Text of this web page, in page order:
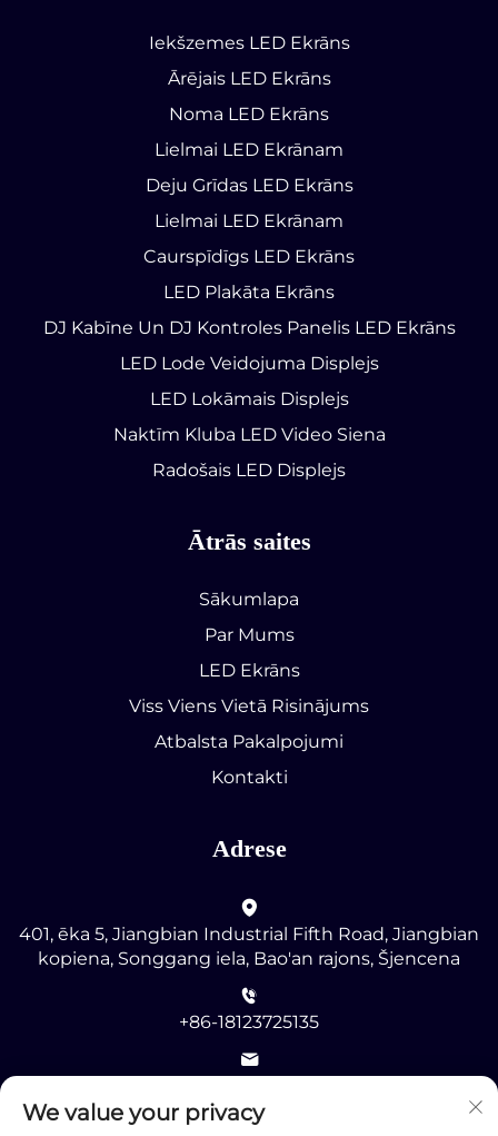
Iekšzemes LED Ekrāns
Ārējais LED Ekrāns
Noma LED Ekrāns
Lielmai LED Ekrānam
Deju Grīdas LED Ekrāns
Lielmai LED Ekrānam
Caurspīdīgs LED Ekrāns
LED Plakāta Ekrāns
DJ Kabīne Un DJ Kontroles Panelis LED Ekrāns
LED Lode Veidojuma Displejs
LED Lokāmais Displejs
Naktīm Kluba LED Video Siena
Radošais LED Displejs
Ātrās saites
Sākumlapa
Par Mums
LED Ekrāns
Viss Viens Vietā Risinājums
Atbalsta Pakalpojumi
Kontakti
Adrese
401, ēka 5, Jiangbian Industrial Fifth Road, Jiangbian
kopiena, Songgang iela, Bao'an rajons, Šjencena
+86-18123725135
We value your privacy